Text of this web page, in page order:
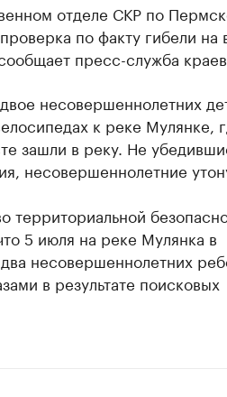
отделе СКР по
по факту гибели на
пресс-служба
несовершеннолетних
к реке Мулянке,
зашли в реку. Не
несовершеннолетние
территориальной
5 июля на реке Мулянка в
несовершеннолетних
в результате поисковых